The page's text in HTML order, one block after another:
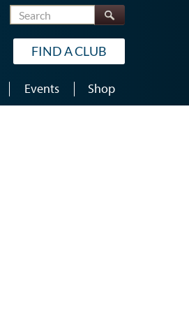
Search
FIND A CLUB
Events Shop